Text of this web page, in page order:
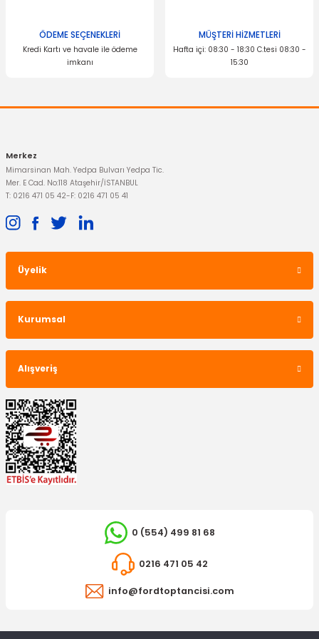
İTHAL ÜRÜN
Radyatör Yedek Su Depo Hortumu Focus C-Max 1.6 Benzinli
ÖDEME SEÇENEKLERİ
Kredi Kartı ve havale ile ödeme
imkanı
MÜŞTERİ HİZMETLERİ
Hafta içi: 08:30 - 18:30 C.tesi 08:30 -
15:30
Merkez
Mimarsinan Mah. Yedpa Bulvarı Yedpa Tic.
Mer. E Cad. No:118 Ataşehir/İSTANBUL
T: 0216 471 05 42-F: 0216 471 05 41
Üyelik
Kurumsal
Alışveriş
0 (554) 499 81 68
0216 471 05 42
info@fordtoptancisi.com